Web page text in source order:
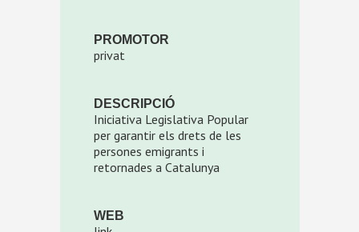
PROMOTOR
privat
DESCRIPCIÓ
Iniciativa Legislativa Popular
per garantir els drets de les
persones emigrants i
retornades a Catalunya
WEB